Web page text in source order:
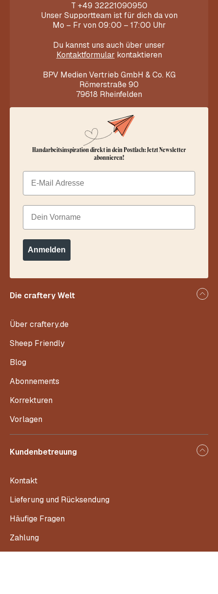
T +49 32221090950
Unser Supportteam ist für dich da von
Mo – Fr von 09:00 – 17:00 Uhr
Du kannst uns auch über unser
Kontaktformular kontaktieren
BPV Medien Vertrieb GmbH & Co. KG
Römerstraße 90
79618 Rheinfelden
Die craftery Welt
Über craftery.de
Sheep Friendly
Blog
Abonnements
Korrekturen
Vorlagen
Kundenbetreuung
Kontakt
Lieferung und Rücksendung
Häufige Fragen
Zahlung
Handarbeitsinspiration direkt in dein Postfach: Jetzt Newsletter
abonnieren!
Email
Dein Vorname
Anmelden